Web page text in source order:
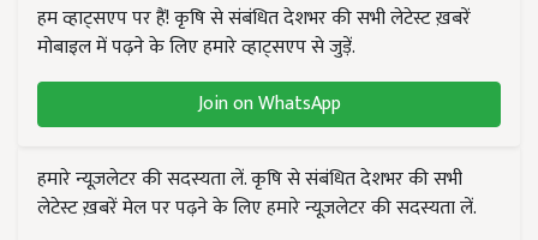
हम व्हाट्सएप पर हैं! कृषि से संबंधित देशभर की सभी लेटेस्ट ख़बरें
मोबाइल में पढ़ने के लिए हमारे व्हाट्सएप से जुड़ें.
Join on WhatsApp
हमारे न्यूज़लेटर की सदस्यता लें. कृषि से संबंधित देशभर की सभी
लेटेस्ट ख़बरें मेल पर पढ़ने के लिए हमारे न्यूज़लेटर की सदस्यता लें.